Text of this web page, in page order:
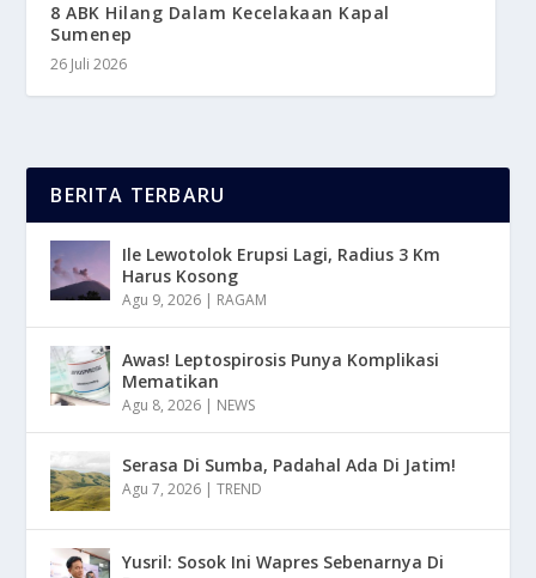
8 ABK Hilang Dalam Kecelakaan Kapal
Sumenep
26 Juli 2026
BERITA TERBARU
Ile Lewotolok Erupsi Lagi, Radius 3 Km
Harus Kosong
Agu 9, 2026 | RAGAM
Awas! Leptospirosis Punya Komplikasi
Mematikan
Agu 8, 2026 | NEWS
Serasa Di Sumba, Padahal Ada Di Jatim!
Agu 7, 2026 |TREND
Yusril: Sosok Ini Wapres Sebenarnya Di